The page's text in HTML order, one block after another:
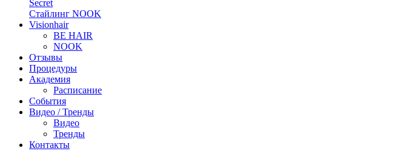
Secret
Стайлинг NOOK
Visionhair
BE HAIR
NOOK
Отзывы
Процедуры
Академия
Расписание
События
Видео / Тренды
Видео
Тренды
Контакты